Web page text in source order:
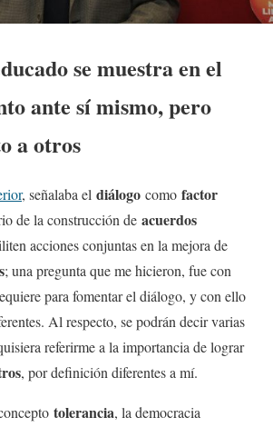
se muestra en el
ante sí mismo, pero
a otros
, señalaba el diálogo como factor
de la construcción de acuerdos
acciones conjuntas en la mejora de
; una pregunta que me hicieron, fue con
para fomentar el diálogo, y con ello
Al respecto, se podrán decir varias
referirme a la importancia de lograr
, por definición diferentes a mí.
tolerancia, la democracia